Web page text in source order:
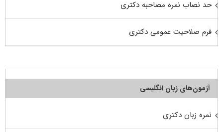
حد نصاب نمره مصاحبه دکتری
فرم صلاحیت عمومی دکتری
آزمون‌های زبان انگلیسی
نمره زبان دکتری